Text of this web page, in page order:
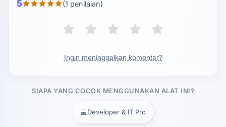
5 (1 penilaian)
Ingin meninggalkan komentar?
SIAPA YANG COCOK MENGGUNAKAN ALAT INI?
💻Developer & IT Pro